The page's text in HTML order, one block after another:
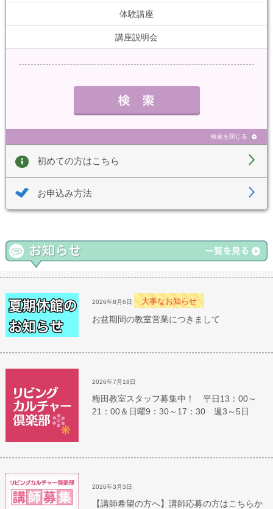
体験講座
講座説明会
検索を閉じる
初めての方はこちら
お申込み方法
2026年8月6日 大事なお知らせ
お盆期間の教室営業につきまして
2026年7月18日
梅田教室スタッフ募集中！ 平日13：00～
21：00＆日曜9：30～17：30 週3～5日
2026年3月3日
【講師希望の方へ】講師応募の方はこちらか